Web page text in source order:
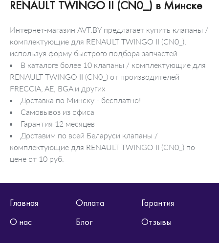
RENAULT TWINGO II (CN0_) в Минске
Интернет-магазин AVT.BY предлагает купить клапаны /
комплектующие для RENAULT TWINGO II (CN0_),
используя форму быстрого подбора запчастей.
В каталоге более 10 клапаны / комплектующие для
RENAULT TWINGO II (CN0_) от производителей
FRECCIA, AE, BGA и других
Доставка по Минску - бесплатно!
Самовывоз из офиса
Гарантия 12 месяцев
Доставим по всей Беларуси клапаны /
комплектующие для RENAULT TWINGO II (CN0_) по
цене от 10 руб.
Главная Оплата
Гарантия
О нас
Блог Отзывы